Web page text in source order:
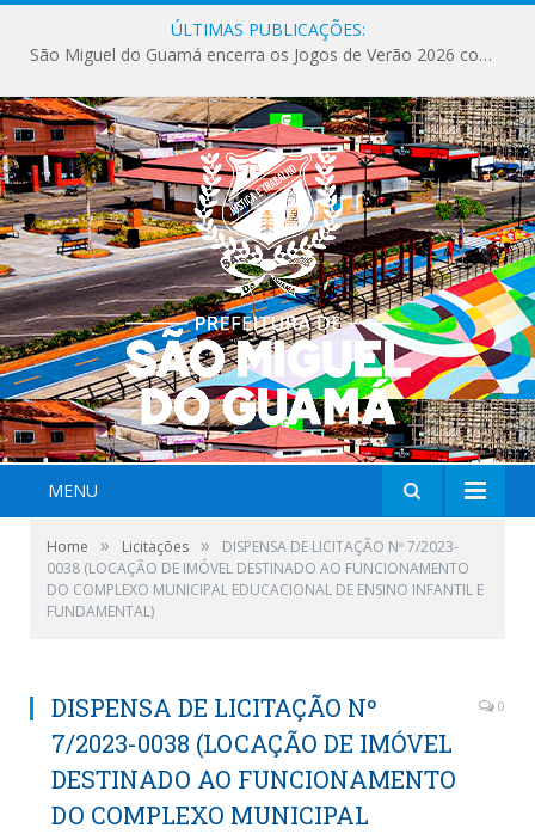
ÚLTIMAS PUBLICAÇÕES:
São Miguel do Guamá encerra os Jogos de Verão 2026 com sucesso de público e competições.
MENU
Home » Licitações »
DISPENSA DE LICITAÇÃO Nº 7/2023-
0038 (LOCAÇÃO DE IMÓVEL DESTINADO AO FUNCIONAMENTO
DO COMPLEXO MUNICIPAL EDUCACIONAL DE ENSINO INFANTIL E
FUNDAMENTAL)
DISPENSA DE LICITAÇÃO Nº
7/2023-0038 (LOCAÇÃO DE IMÓVEL
DESTINADO AO FUNCIONAMENTO
DO COMPLEXO MUNICIPAL
0